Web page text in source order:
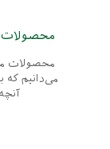
محصولات
می‌دانیم که